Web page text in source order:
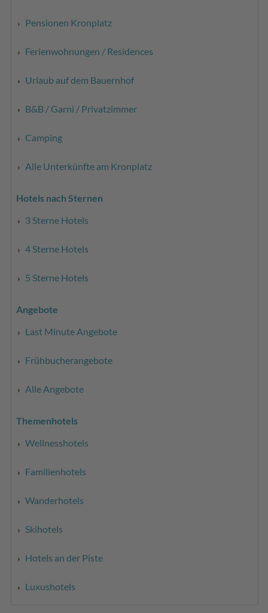
Pensionen Kronplatz
Ferienwohnungen / Residences
Urlaub auf dem Bauernhof
B&B / Garni / Privatzimmer
Camping
Alle Unterkünfte am Kronplatz
Hotels nach Sternen
3 Sterne Hotels
4 Sterne Hotels
5 Sterne Hotels
Angebote
Last Minute Angebote
Frühbucherangebote
Alle Angebote
Themenhotels
Wellnesshotels
Familienhotels
Wanderhotels
Skihotels
Hotels an der Piste
Luxushotels